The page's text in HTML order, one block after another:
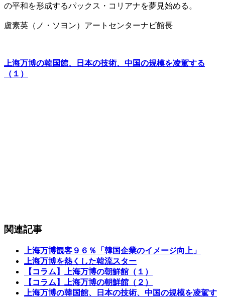
の平和を形成するパックス・コリアナを夢見始める。
盧素英（ノ・ソヨン）アートセンターナビ館長
上海万博の韓国館、日本の技術、中国の規模を凌駕する
（１）
関連記事
上海万博観客９６％「韓国企業のイメージ向上」
上海万博を熱くした韓流スター
【コラム】上海万博の朝鮮館（１）
【コラム】上海万博の朝鮮館（２）
上海万博の韓国館、日本の技術、中国の規模を凌駕す